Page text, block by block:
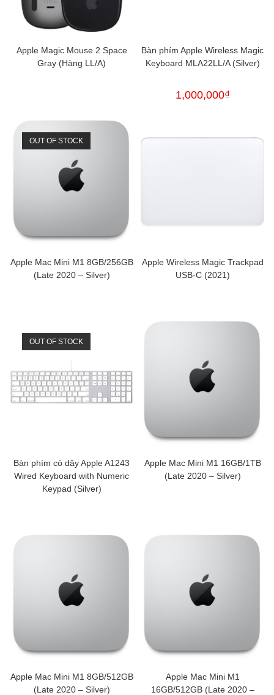
Apple Magic Mouse 2 Space
Gray (Hàng LL/A)
Bàn phím Apple Wireless Magic
Keyboard MLA22LL/A (Silver)
1,000,000₫
OUT OF STOCK
Apple Mac Mini M1 8GB/256GB
(Late 2020 – Silver)
Apple Wireless Magic Trackpad
USB-C (2021)
OUT OF STOCK
Bàn phím có dây Apple A1243
Wired Keyboard with Numeric
Keypad (Silver)
Apple Mac Mini M1 16GB/1TB
(Late 2020 – Silver)
Apple Mac Mini M1 8GB/512GB
(Late 2020 – Silver)
Apple Mac Mini M1
16GB/512GB (Late 2020 –